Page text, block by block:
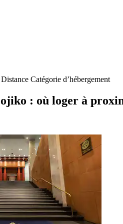
Distance Catégorie d’hébergement
: où loger à